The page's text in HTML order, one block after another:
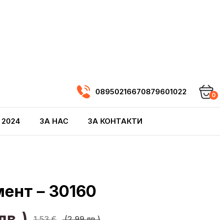
08950216670879601022 0
ЗА НАС ЗА КОНТАКТИ
– 30160